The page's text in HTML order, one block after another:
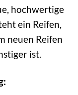
hochwertige
ein Reifen,
neuen Reifen
ist.